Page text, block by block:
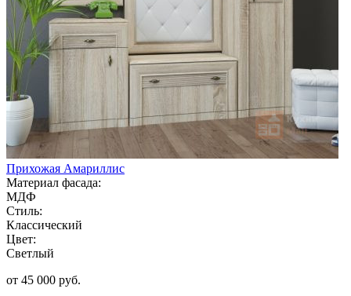
Прихожая Амариллис
Материал фасада:
МДФ
Стиль:
Классический
Цвет:
Светлый
от 45 000 руб.